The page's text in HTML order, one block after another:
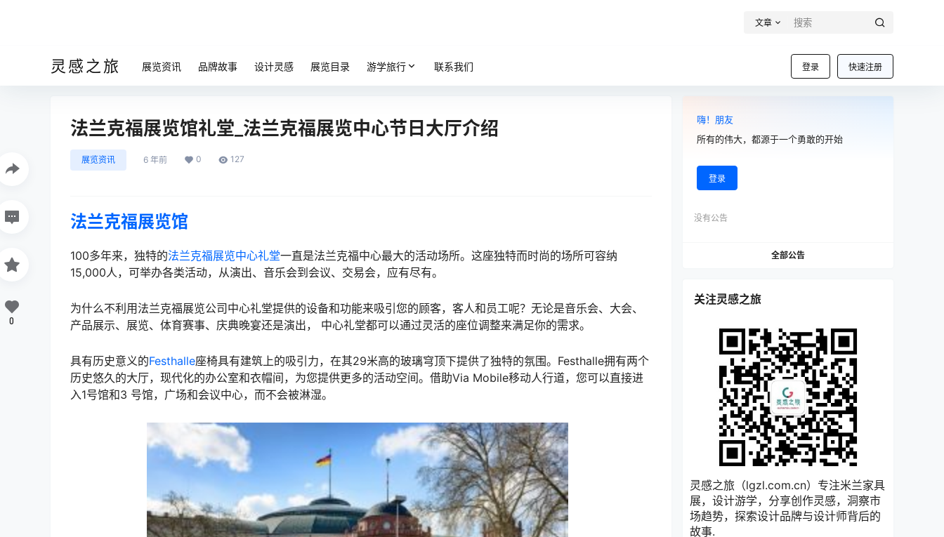
文章
灵感之旅 登录 快速注册
展览资讯 品牌故事 设计灵感 展览目录 游学旅行 联系我们
法兰克福展览馆礼堂_法兰克福展览中心节日大厅介绍
展览资讯 6 年前 0 127
法兰克福展览馆
100多年来，独特的法兰克福展览中心礼堂一直是法兰克福中心最大的活动场所。这座独特而时尚的场所可容纳
15,000人，可举办各类活动，从演出、音乐会到会议、交易会，应有尽有。
为什么不利用法兰克福展览公司中心礼堂提供的设备和功能来吸引您的顾客，客人和员工呢？无论是音乐会、大会、
产品展示、展览、体育赛事、庆典晚宴还是演出， 中心礼堂都可以通过灵活的座位调整来满足你的需求。
具有历史意义的Festhalle座椅具有建筑上的吸引力，在其29米高的玻璃穹顶下提供了独特的氛围。Festhalle拥有两个
历史悠久的大厅，现代化的办公室和衣帽间，为您提供更多的活动空间。借助Via Mobile移动人行道，您可以直接进
入1号馆和3 号馆，广场和会议中心，而不会被淋湿。
0
嗨！朋友
所有的伟大，都源于一个勇敢的开始
登录
没有公告
全部公告
关注灵感之旅
灵感之旅（lgzl.com.cn）专注米兰家具
展，设计游学，分享创作灵感，洞察市
场趋势，探索设计品牌与设计师背后的
故事.